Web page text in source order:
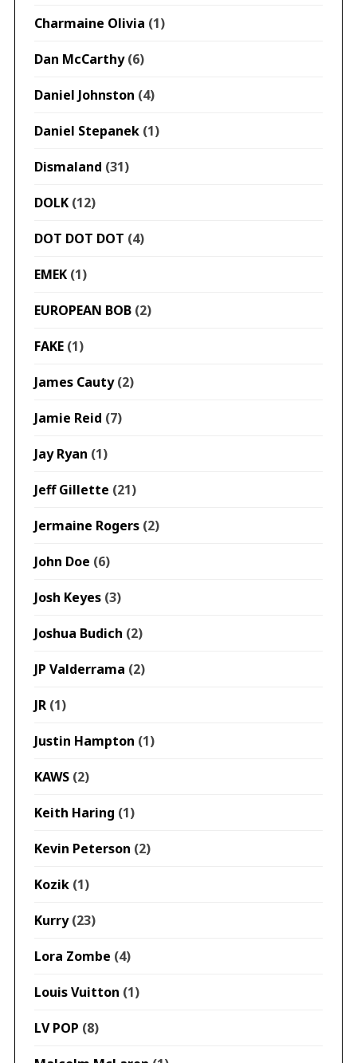
Charmaine Olivia (1)
Dan McCarthy(6)
Daniel Johnston (4)
Daniel Stepanek(1)
Dismaland (31)
DOLK(12)
DOT DOT DOT (4)
EMEK(1)
EUROPEAN BOB(2)
FAKE(1)
James Cauty(2)
Jamie Reid (7)
Jay Ryan (1)
Jeff Gillette (21)
Jermaine Rogers(2)
John Doe (6)
Josh Keyes(3)
Joshua Budich (2)
JP Valderrama (2)
JR(1)
Justin Hampton (1)
KAWS(2)
Keith Haring (1)
Kevin Peterson (2)
Kozik(1)
Kurry(23)
Lora Zombe (4)
Louis Vuitton (1)
LV POP (8)